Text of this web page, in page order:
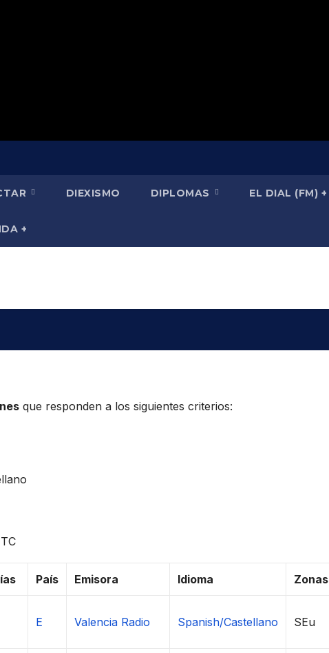
DIEXISMO DIPLOMAS EL DIAL (FM) +
+
que responden a los siguientes criterios:
País Emisora Idioma Zonas
E Valencia Radio Spanish/Castellano SEu